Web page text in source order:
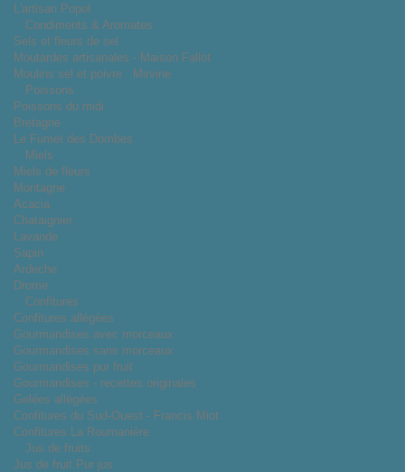
L'artisan Popol
Condiments & Aromates
Sels et fleurs de sel
Moutardes artisanales - Maison Fallot
Moulins sel et poivre : Mirvine
Poissons
Poissons du midi
Bretagne
Le Fumet des Dombes
Miels
Miels de fleurs
Montagne
Acacia
Chataignier
Lavande
Sapin
Ardeche
Drome
Confitures
Confitures allégées
Gourmandises avec morceaux
Gourmandises sans morceaux
Gourmandises pur fruit
Gourmandises - recettes originales
Gelées allégées
Confitures du Sud-Ouest - Francis Miot
Confitures La Roumanière
Jus de fruits
Jus de fruit Pur jus